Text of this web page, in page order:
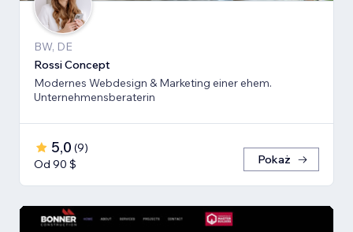
BW, DE
Rossi Concept
Modernes Webdesign & Marketing einer ehem.
Unternehmensberaterin
5,0 (9)
Od 90 $
Pokaż